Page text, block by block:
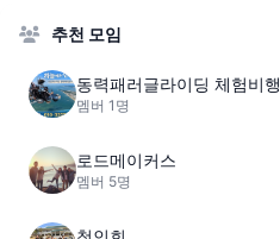
추천 모임
동력패러글라이딩 체험비행
멤버 1명
로드메이커스
멤버 5명